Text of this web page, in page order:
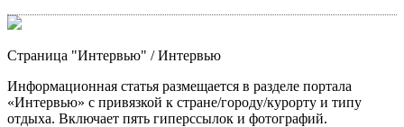
Страница "Интервью" / Интервью
Информационная статья размещается в разделе портала
«Интервью» с привязкой к стране/городу/курорту и типу
отдыха. Включает пять гиперссылок и фотографий.